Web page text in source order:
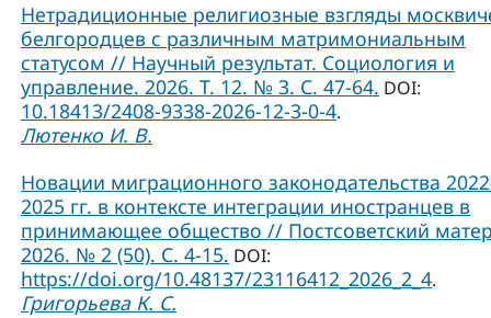
Нетрадиционные религиозные взгляды
белгородцев с различным матримониальным
статусом // Научный результат. Социология и
управление. 2026. Т. 12. № 3. С. 47-64. DOI:
10.18413/2408-9338-2026-12-3-0-4.
Лютенко И. В.
Новации миграционного законодательства
2025 гг. в контексте интеграции иностранцев в
принимающее общество // Постсоветский
2026. № 2 (50). С. 4-15. DOI:
https://doi.org/10.48137/23116412_2026_2_4.
Григорьева К. С.